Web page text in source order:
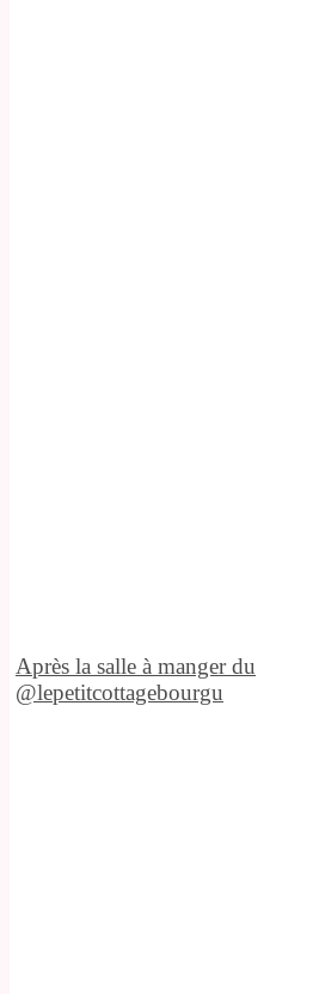
Après la salle à manger du
@lepetitcottagebourgu